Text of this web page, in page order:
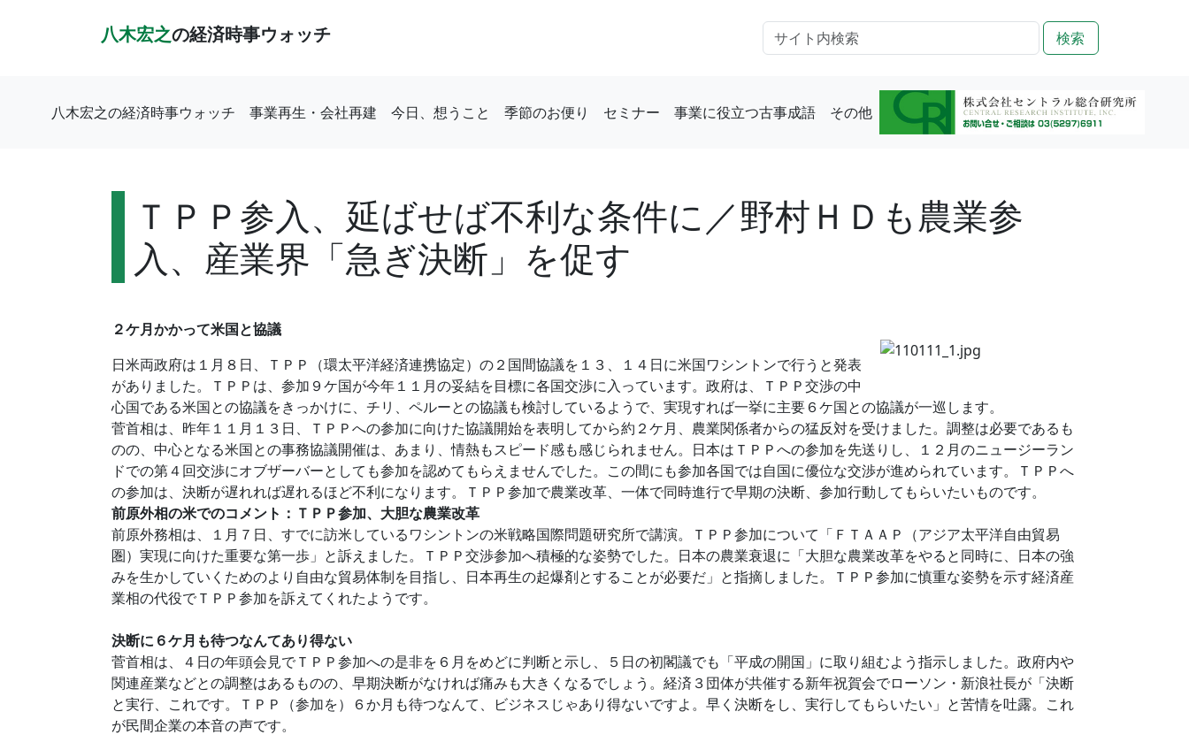
八木宏之の経済時事ウォッチ 検索
八木宏之の経済時事ウォッチ 事業再生・会社再建 今日、想うこと 季節のお便り セミナー 事業に役立つ古事成語 その他
ＴＰＰ参入、延ばせば不利な条件に／野村ＨＤも農業参
入、産業界「急ぎ決断」を促す
２ケ月かかって米国と協議
日米両政府は１月８日、ＴＰＰ（環太平洋経済連携協定）の２国間協議を１３、１４日に米国ワシントンで行うと発表
がありました。ＴＰＰは、参加９ケ国が今年１１月の妥結を目標に各国交渉に入っています。政府は、ＴＰＰ交渉の中
心国である米国との協議をきっかけに、チリ、ペルーとの協議も検討しているようで、実現すれば一挙に主要６ケ国との協議が一巡します。
菅首相は、昨年１１月１３日、ＴＰＰへの参加に向けた協議開始を表明してから約２ケ月、農業関係者からの猛反対を受けました。調整は必要であるも
のの、中心となる米国との事務協議開催は、あまり、情熱もスピード感も感じられません。日本はＴＰＰへの参加を先送りし、１２月のニュージーラン
ドでの第４回交渉にオブザーバーとしても参加を認めてもらえませんでした。この間にも参加各国では自国に優位な交渉が進められています。ＴＰＰへ
の参加は、決断が遅れれば遅れるほど不利になります。ＴＰＰ参加で農業改革、一体で同時進行で早期の決断、参加行動してもらいたいものです。
前原外相の米でのコメント：ＴＰＰ参加、大胆な農業改革
前原外務相は、１月７日、すでに訪米しているワシントンの米戦略国際問題研究所で講演。ＴＰＰ参加について「ＦＴＡＡＰ（アジア太平洋自由貿易
圏）実現に向けた重要な第一歩」と訴えました。ＴＰＰ交渉参加へ積極的な姿勢でした。日本の農業衰退に「大胆な農業改革をやると同時に、日本の強
みを生かしていくためのより自由な貿易体制を目指し、日本再生の起爆剤とすることが必要だ」と指摘しました。ＴＰＰ参加に慎重な姿勢を示す経済産
業相の代役でＴＰＰ参加を訴えてくれたようです。
決断に６ケ月も待つなんてあり得ない
菅首相は、４日の年頭会見でＴＰＰ参加への是非を６月をめどに判断と示し、５日の初閣議でも「平成の開国」に取り組むよう指示しました。政府内や
関連産業などとの調整はあるものの、早期決断がなければ痛みも大きくなるでしょう。経済３団体が共催する新年祝賀会でローソン・新浪社長が「決断
と実行、これです。ＴＰＰ（参加を）６か月も待つなんて、ビジネスじゃあり得ないですよ。早く決断をし、実行してもらいたい」と苦情を吐露。これ
が民間企業の本音の声です。